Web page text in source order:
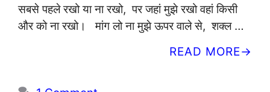
सबसे पहले रखो या ना रखो, पर जहां मुझे रखो वहां किसी
और को ना रखो। मांग लो ना मुझे ऊपर वाले से, शक्ल …
READ MORE